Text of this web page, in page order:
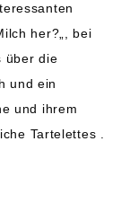
her?„, bei
über die
und ein
und ihrem
Tartelettes .